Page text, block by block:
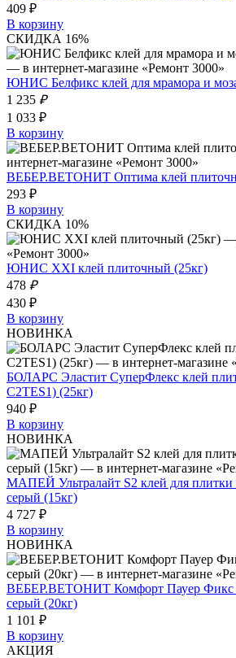
409 ₽
В корзину
СКИДКА 16%
ЮНИС Белфикс клей для мрамора и
1 235 ₽
1 033 ₽
В корзину
ВЕБЕР.ВЕТОНИТ Оптима клей
293 ₽
В корзину
СКИДКА 10%
ЮНИС XXI клей плиточный (25кг)
478 ₽
430 ₽
В корзину
НОВИНКА
БОЛАРС Эластит СуперФлекс клей
C2TES1) (25кг)
940 ₽
В корзину
НОВИНКА
МАПЕЙ Ультралайт S2 клей для плитки
серый (15кг)
4 727 ₽
В корзину
НОВИНКА
ВЕБЕР.ВЕТОНИТ Комфорт Пауер Фикс
серый (20кг)
1 101 ₽
В корзину
АКЦИЯ